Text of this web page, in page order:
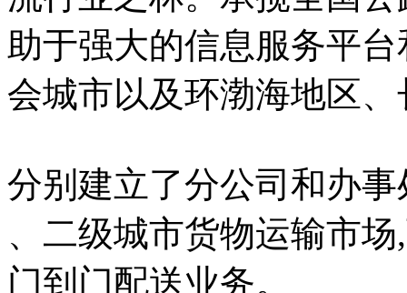
助于强大的信息服务平
会城市以及环渤海地区
分别建立了分公司和办
、二级城市货物运输市
门到门配送业务。